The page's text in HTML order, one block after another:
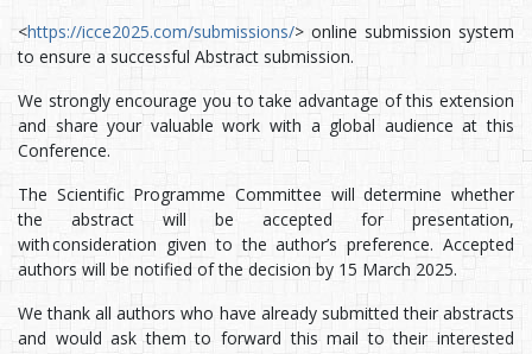
<https://icce2025.com/submissions/> online submission system
to ensure a successful Abstract submission.
We strongly encourage you to take advantage of this extension
and share your valuable work with a global audience at this
Conference.
The Scientific Programme Committee will determine whether
the abstract will be accepted for presentation,
with consideration given to the author’s preference. Accepted
authors will be notified of the decision by 15 March 2025.
We thank all authors who have already submitted their abstracts
and would ask them to forward this mail to their interested